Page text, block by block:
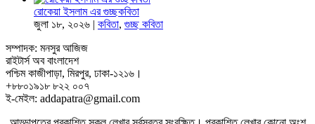
রোকেয়া ইসলাম এর গুচ্ছকবিতা
জুলা ১৮, ২০২৬ | কবিতা, গুচ্ছ কবিতা
সম্পাদক: মনসুর আজিজ
রাইটার্স অব বাংলাদেশ
পশ্চিম কাজীপাড়া, মিরপুর, ঢাকা-১২১৬।
+৮৮০১৯১৮ ৮২২ ০০৭
ই-মেইল: addapatra@gmail.com